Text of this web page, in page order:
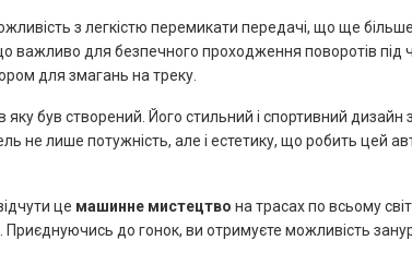
з легкістю перемикати передачі, що ще
важливо для безпечного проходження поворотів під
для змагань на треку.
був створений. Його стильний і спортивний
не лише потужність, але і естетику, що робить цей
це машинне мистецтво на трасах по всьому
Приєднуючись до гонок, ви отримуєте можливість